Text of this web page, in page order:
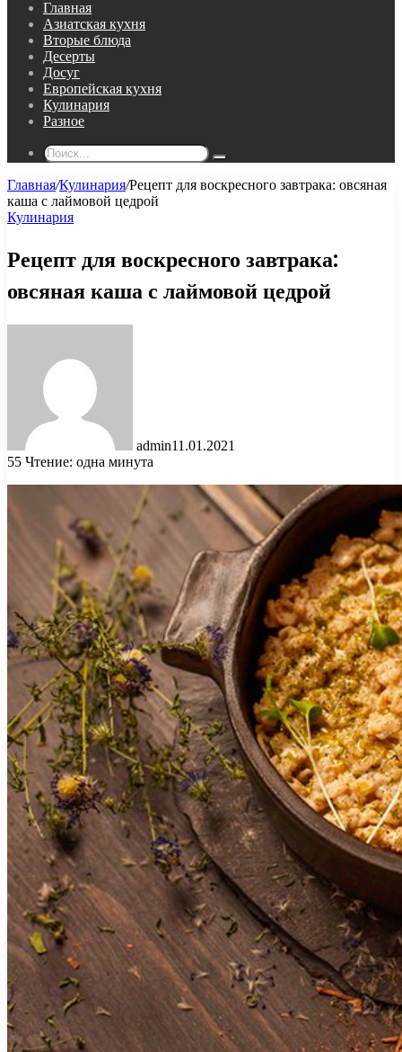
Главная
Азиатская кухня
Вторые блюда
Десерты
Досуг
Европейская кухня
Кулинария
Разное
Поиск...
Главная/Кулинария/Рецепт для воскресного завтрака: овсяная
каша с лаймовой цедрой
Кулинария
Рецепт для воскресного завтрака:
овсяная каша с лаймовой цедрой
admin11.01.2021
55 Чтение: одна минута